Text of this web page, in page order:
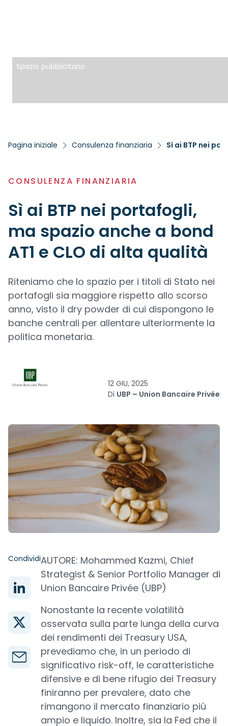
Spazio pubblicitario
Pagina iniziale Consulenza finanziaria Sì ai BTP nei
CONSULENZA FINANZIARIA
Sì ai BTP nei portafogli,
ma spazio anche a bond
AT1 e CLO di alta qualità
Riteniamo che lo spazio per i titoli di Stato nei
portafogli sia maggiore rispetto allo scorso
anno, visto il dry powder di cui dispongono le
banche centrali per allentare ulteriormente la
politica monetaria.
12 GIU, 2025
Di UBP – Union Bancaire Privée
CondividiAUTORE: Mohammed Kazmi, Chief
Strategist & Senior Portfolio Manager di
Union Bancaire Privée (UBP)
Nonostante la recente volatilità
osservata sulla parte lunga della curva
dei rendimenti dei Treasury USA,
prevediamo che, in un periodo di
significativo risk-off, le caratteristiche
difensive e di bene rifugio dei Treasury
finiranno per prevalere, dato che
rimangono il mercato finanziario più
ampio e liquido. Inoltre, sia la Fed che il